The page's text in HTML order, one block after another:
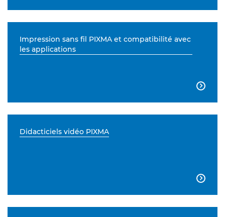
Impression sans fil PIXMA et compatibilité avec
les applications

Didacticiels vidéo PIXMA
